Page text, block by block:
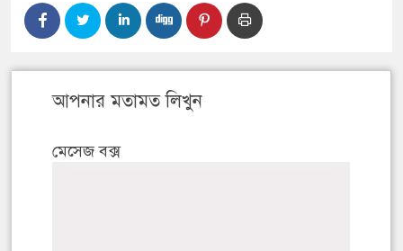
আপনার মতামত লিখুন
মেসেজ বক্স